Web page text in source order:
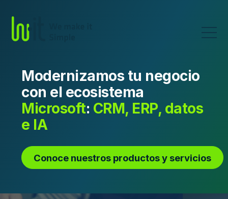
Modernizamos tu negocio
con el ecosistema
Microsoft: CRM, ERP, datos
e IA
Conoce nuestros productos y servicios